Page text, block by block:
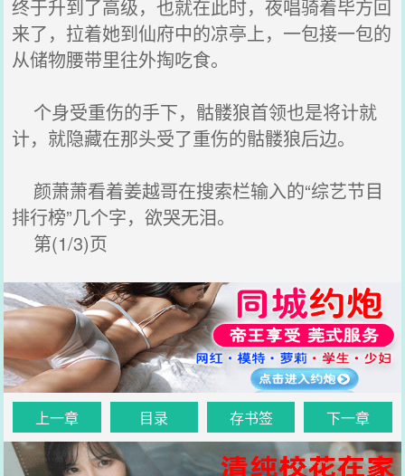
终于升到了高级，也就在此时，夜唱骑着毕方回
来了，拉着她到仙府中的凉亭上，一包接一包的
从储物腰带里往外掏吃食。
个身受重伤的手下，骷髅狼首领也是将计就
计，就隐藏在那头受了重伤的骷髅狼后边。
颜萧萧看着姜越哥在搜索栏输入的“综艺节目
排行榜”几个字，欲哭无泪。
第(1/3)页
上一章 目录 存书签 下一章